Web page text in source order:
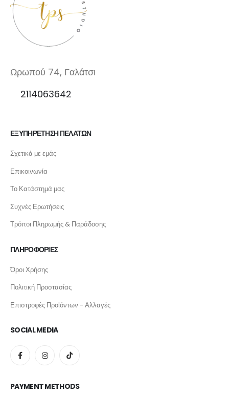
Ωρωπού 74, Γαλάτσι
2114063642
ΕΞΥΠΗΡΕΤΗΣΗ ΠΕΛΑΤΩΝ
Σχετικά με εμάς
Επικοινωνία
Το Κατάστημά μας
Συχνές Ερωτήσεις
Τρόποι Πληρωμής & Παράδοσης
ΠΛΗΡΟΦΟΡΙΕΣ
Όροι Χρήσης
Πολιτική Προστασίας
Επιστροφές Προϊόντων - Αλλαγές
SOCIAL MEDIA
PAYMENT METHODS